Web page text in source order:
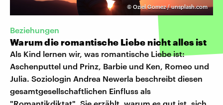
© Oziel Gomez / unsplash.com
Beziehungen
Warum die romantische Liebe nicht alles ist
Als Kind lernen wir, was romantische Liebe ist:
Aschenputtel und Prinz, Barbie und Ken, Romeo und
Julia. Soziologin Andrea Newerla beschreibt diesen
gesamtgesellschaftlichen Einfluss als